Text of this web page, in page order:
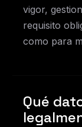
vigor,
requisito
como para
Qué